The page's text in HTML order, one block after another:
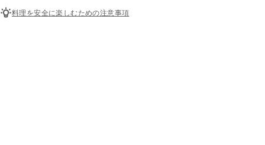
料理を安全に楽しむための注意事項